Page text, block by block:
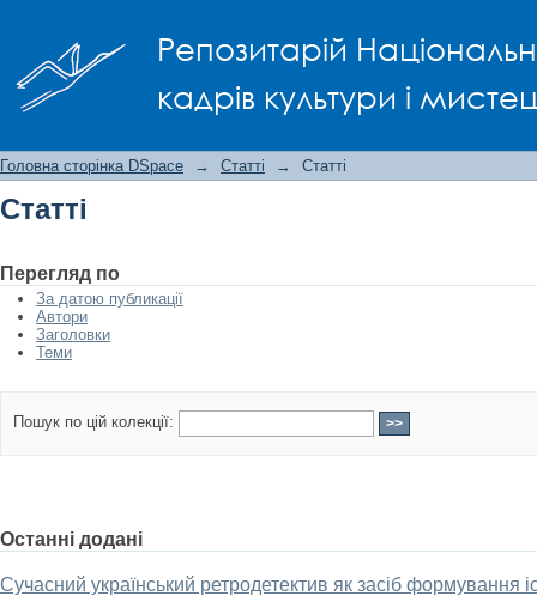
Репозитарій
кадрів культури і
Головна сторінка DSpace → Статті → Статті
Статті
Перегляд по
За датою публикації
Автори
Заголовки
Теми
Пошук по цій колекції:
Останні додані
Сучасний український ретродетектив як засіб формування